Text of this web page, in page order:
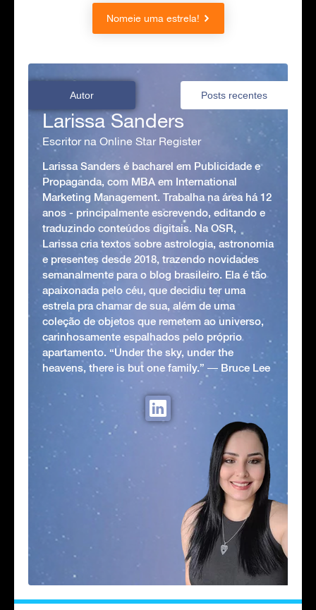
Nomeie uma estrela!
Autor Posts recentes
Larissa Sanders
Escritor na Online Star Register
Larissa Sanders é bacharel em Publicidade e
Propaganda, com MBA em International
Marketing Management. Trabalha na área há 12
anos - principalmente escrevendo, editando e
traduzindo conteúdos digitais. Na OSR,
Larissa cria textos sobre astrologia, astronomia
e presentes desde 2018, trazendo novidades
semanalmente para o blog brasileiro. Ela é tão
apaixonada pelo céu, que decidiu ter uma
estrela pra chamar de sua, além de uma
coleção de objetos que remetem ao universo,
carinhosamente espalhados pelo próprio
apartamento. “Under the sky, under the
heavens, there is but one family.” ― Bruce Lee